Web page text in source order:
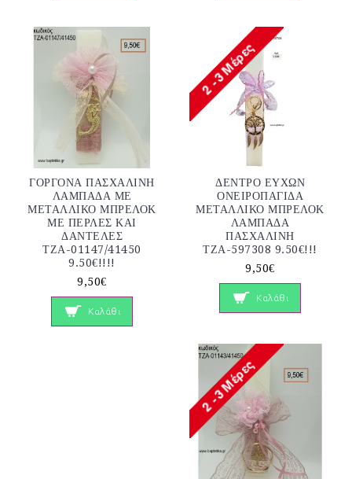
ΓΟΡΓΟΝΑ ΠΑΣΧΑΛΙΝΗ
ΛΑΜΠΑΔΑ ΜΕ
ΜΕΤΑΛΛΙΚΟ ΜΠΡΕΛΟΚ
ΜΕ ΠΕΡΛΕΣ ΚΑΙ
ΔΑΝΤΕΛΕΣ
ΤΖΑ-01147/41450
9.50€!!!!
9,50€
Καλάθι
ΔΕΝΤΡΟ ΕΥΧΩΝ
ΟΝΕΙΡΟΠΑΓΙΔΑ
ΜΕΤΑΛΛΙΚΟ ΜΠΡΕΛΟΚ
ΛΑΜΠΑΔΑ
ΠΑΣΧΑΛΙΝΗ
ΤΖΑ-597308 9.50€!!!
9,50€
Καλάθι